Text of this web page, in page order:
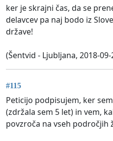
ker je skrajni čas, da se
delavcev pa naj bodo iz
države!
(Šentvid - Ljubljana, 2018-09-
#115
Peticijo podpisujem, ker
(zdržala sem 5 let) in vem,
povzroča na vseh področjih